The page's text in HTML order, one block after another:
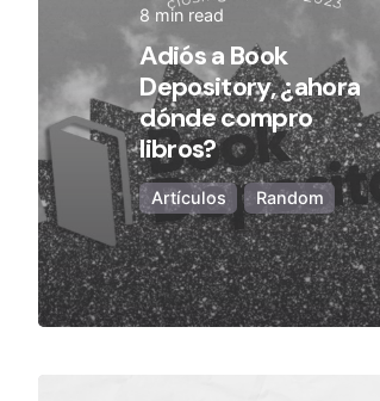
Olivia Camarena
8 min read
Adiós a Book
Depository, ¿ahora
dónde compro
libros?
Artículos Random